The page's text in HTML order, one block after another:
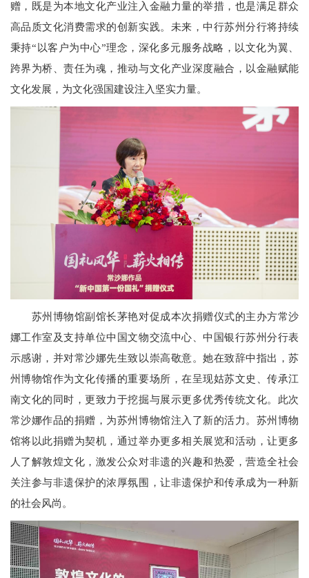
赠，既是为本地文化产业注入金融力量的举措，也是满足群众
高品质文化消费需求的创新实践。未来，中行苏州分行将持续
秉持“以客户为中心”理念，深化多元服务战略，以文化为翼、
跨界为桥、责任为魂，推动与文化产业深度融合，以金融赋能
文化发展，为文化强国建设注入坚实力量。
苏州博物馆副馆长茅艳对促成本次捐赠仪式的主办方常沙
娜工作室及支持单位中国文物交流中心、中国银行苏州分行表
示感谢，并对常沙娜先生致以崇高敬意。她在致辞中指出，苏
州博物馆作为文化传播的重要场所，在呈现姑苏文史、传承江
南文化的同时，更致力于挖掘与展示更多优秀传统文化。此次
常沙娜作品的捐赠，为苏州博物馆注入了新的活力。苏州博物
馆将以此捐赠为契机，通过举办更多相关展览和活动，让更多
人了解敦煌文化，激发公众对非遗的兴趣和热爱，营造全社会
关注参与非遗保护的浓厚氛围，让非遗保护和传承成为一种新
的社会风尚。